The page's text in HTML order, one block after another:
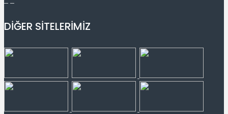
DİĞER SİTELERİMİZ